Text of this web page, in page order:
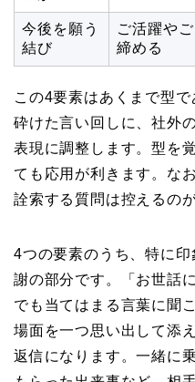
今後を願う
結び
ご活躍や
締める
この4要素はあくまで型
砕けた言い回しに、社外
表現に調整します。型を
ても応用が利きます。な
詮索する質問は控えるの
4つの要素のうち、特に
謝の部分です。「お世話
でも当てはまる言葉に聞
場面を一つ思い出して添
返信になります。一緒に